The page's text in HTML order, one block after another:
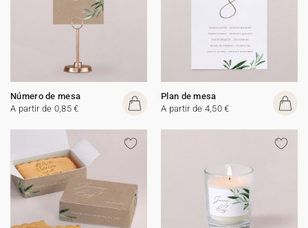
Número de mesa
A partir de 0,85 €
Plan de mesa
A partir de 4,50 €